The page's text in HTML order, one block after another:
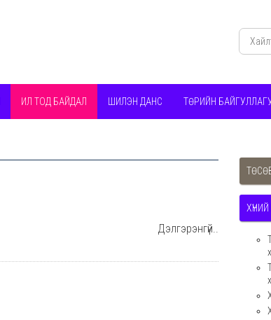
ИЛ ТОД БАЙДАЛ ШИЛЭН ДАНС ТӨРИЙН
Дэлгэрэнгүй..
ТӨСӨВ
ХҮНИЙ